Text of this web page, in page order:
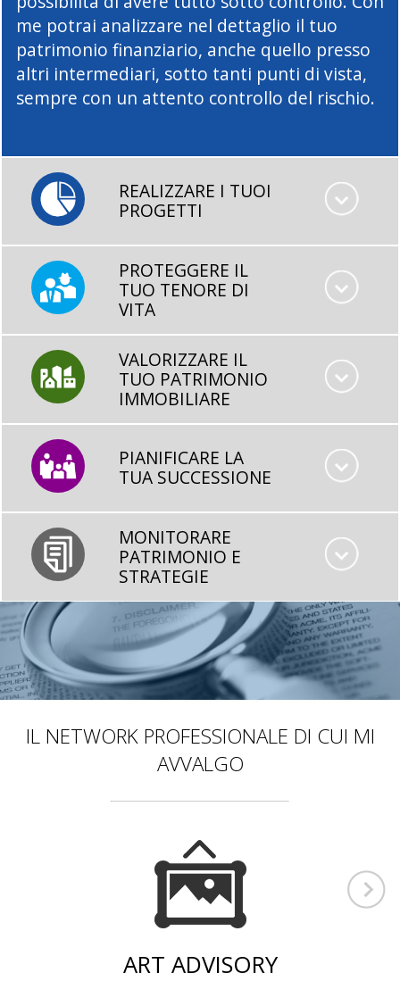
me potrai analizzare nel dettaglio il tuo
patrimonio finanziario, anche quello presso
altri intermediari, sotto tanti punti di vista,
sempre con un attento controllo del rischio.
REALIZZARE I TUOI
PROGETTI
PROTEGGERE IL
TUO TENORE DI
VITA
VALORIZZARE IL
TUO PATRIMONIO
IMMOBILIARE
PIANIFICARE LA
TUA SUCCESSIONE
MONITORARE
PATRIMONIO E
STRATEGIE
IL NETWORK PROFESSIONALE DI CUI MI
AVVALGO
ART ADVISORY